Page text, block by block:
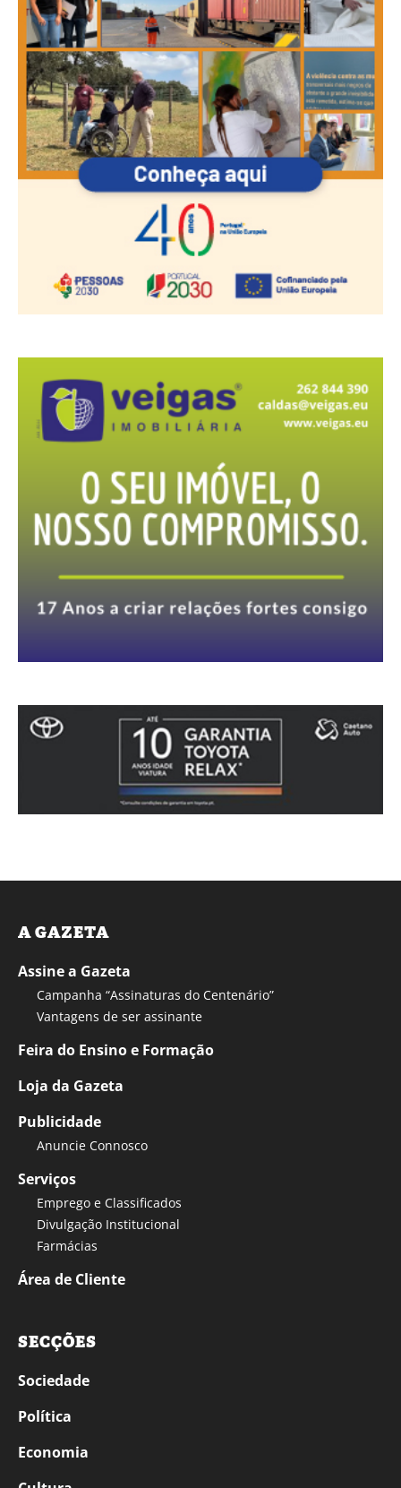
A GAZETA
Assine a Gazeta
Campanha “Assinaturas do Centenário”
Vantagens de ser assinante
Feira do Ensino e Formação
Loja da Gazeta
Publicidade
Anuncie Connosco
Serviços
Emprego e Classificados
Divulgação Institucional
Farmácias
Área de Cliente
SECÇÕES
Sociedade
Política
Economia